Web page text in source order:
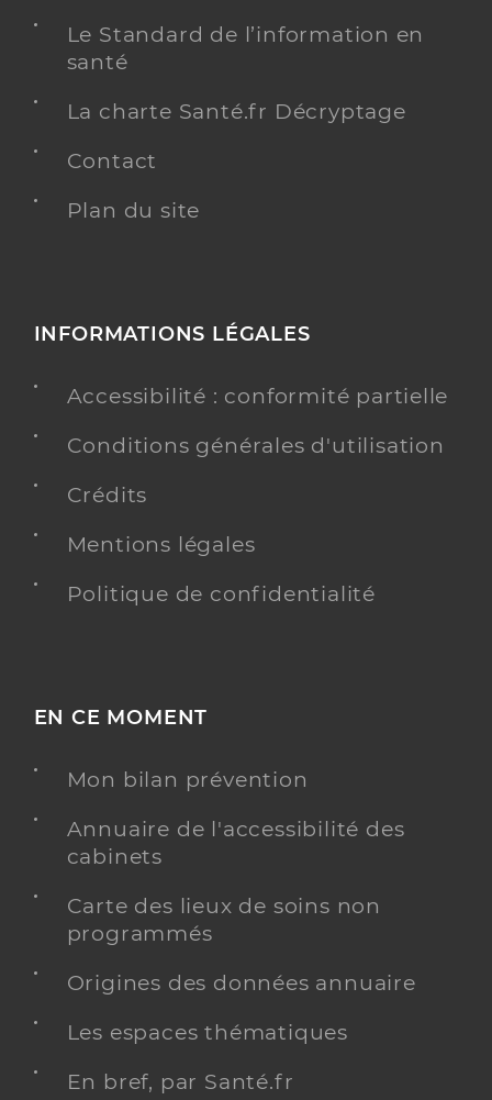
Le Standard de l’information en
santé
La charte Santé.fr Décryptage
Contact
Plan du site
INFORMATIONS LÉGALES
Accessibilité : conformité partielle
Conditions générales d'utilisation
Crédits
Mentions légales
Politique de confidentialité
EN CE MOMENT
Mon bilan prévention
Annuaire de l'accessibilité des
cabinets
Carte des lieux de soins non
programmés
Origines des données annuaire
Les espaces thématiques
En bref, par Santé.fr